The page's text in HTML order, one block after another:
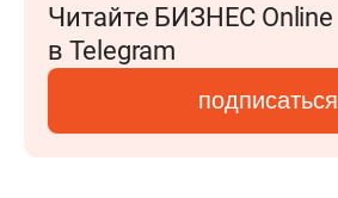
Читайте БИЗНЕС Online
в Telegram
подписаться